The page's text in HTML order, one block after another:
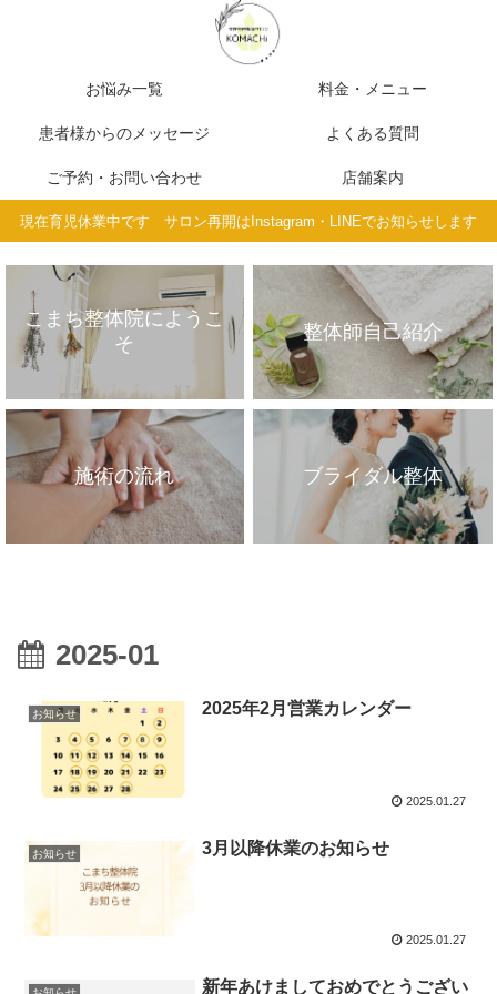
お悩み一覧 料金・メニュー
患者様からのメッセージ よくある質問
ご予約・お問い合わせ 店舗案内
現在育児休業中です サロン再開はInstagram・LINEでお知らせします
こまち整体院にようこ
そ
整体師自己紹介
施術の流れ ブライダル整体
2025-01
お知らせ 2025年2月営業カレンダー
2025.01.27
お知らせ 3月以降休業のお知らせ
2025.01.27
新年あけましておめでとうござい